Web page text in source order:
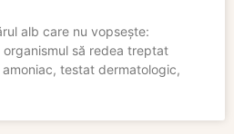
alb care nu vopsește:
organismul să redea treptat
testat dermatologic,